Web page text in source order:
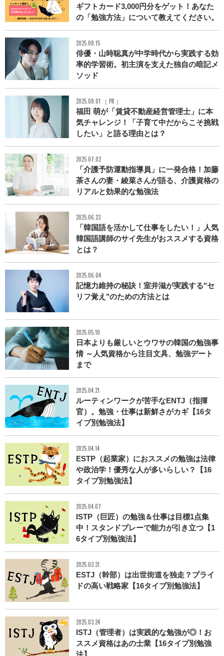
ギフトカード3,000円分をゲット！あなた
の「勉強方法」について教えてください。
2025.08.15
俳優・山時聡真が中学時代から実践する効
率的学習術。初主演を支えた独自の暗記メ
ソッド
2025.08.01 ［ PR ］
福田 萌が「賃貸不動産経営管理士」に本
気チャレンジ！「子育て中だからこそ挑戦
したい」と語る理由とは？
2025.07.02
「介護予防運動指導員」に一発合格！加藤
茶さんの妻・綾菜さんが語る、介護資格の
リアルと効果的な勉強法
2025.06.23
「韓国語を活かして仕事をしたい！」人気
韓国語講師のサイ先生がおススメする資格
とは？
2025.06.04
記憶力維持の秘訣！室井滋が実践する"セ
リフ覚え"のための方法とは
2025.05.10
日本よりも厳しいとウワサの韓国の勉強事
情 ～人気資格から注目文具、勉強デート
まで
2025.04.21
ルーティンワークが苦手なENTJ（指揮
官）。勉強・仕事は新鮮さがカギ【16タ
イプ別勉強法】
2025.04.14
ESTP（起業家）におススメの勉強は法律
や政治学！優秀な人が多いらしい？【16
タイプ別勉強法】
2025.04.07
ISTP（巨匠）の勉強＆仕事は目標1点集
中！スタンドプレーで能力が引き立つ【1
6タイプ別勉強法】
2025.03.31
ESTJ（幹部）は出世街道を独走？プライ
ドの高い戦略家【16タイプ別勉強法】
2025.03.24
ISTJ（管理者）は実践的な勉強が◎！お
ススメ資格はあの士業【16タイプ別勉強
法】